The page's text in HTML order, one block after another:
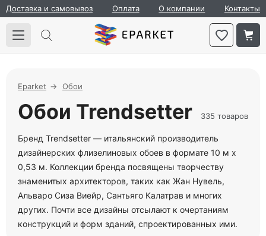
Доставка и самовывоз Оплата О компании Контакты
Eparket Обои
Обои Trendsetter 335 товаров
Бренд Trendsetter — итальянский производитель
дизайнерских флизелиновых обоев в формате 10 м х
0,53 м. Коллекции бренда посвящены творчеству
знаменитых архитекторов, таких как Жан Нувель,
Альваро Сиза Виейр, Сантьяго Калатрав и многих
других. Почти все дизайны отсылают к очертаниям
конструкций и форм зданий, спроектированных ими.